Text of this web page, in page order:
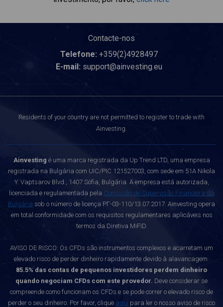
Contacte-nos
Telefone: +359(2)4928497
E-mail: support@ainvesting.eu
Residents of your country are not permitted to register to trade with
Ainvesting.
Ainvesting é uma marca registrada da Up Trend LTD, uma empresa
registrada na Bulgária com UIC/PIC 121527003, com sede em 51A Nikola
Y. Vaptsarov Blvd., 1407 Sófia, Bulgária. A empresa está autorizada,
licenciada e regulamentada pela Comissão de Supervisão Financeira da
Bulgária sob o número de licença РГ-03-110/13.07.2017. Ainvesting opera
em total conformidade com os requisitos regulamentares aplicáveis nos
termos da Diretiva MiFID.
AVISO DE RISCO: Os CFDs são instrumentos complexos e acarretam um
elevado risco de perder dinheiro rapidamente devido à alavancagem.
85.5% das contas de pequenos investidores perdem dinheiro
quando negociam CFDs com este provedor. Deve considerar se
compreende como funcionam os CFDs e se pode correr o elevado risco de
perder o seu dinheiro. Por favor, clique aqui para ler o nosso aviso de risco